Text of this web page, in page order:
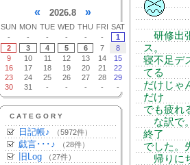
« 2026.8 »
SUN MON TUE WED THU FRI SAT
-
- - - - -
1
2
3 4 5 6 7
8
9
10 11 12 13 14
15
16
17 18 19 20 21
22
23
24 25 26 27 28
29
30
31 - - - - -
CATEGORY
日記帳♪ （5972件）
戯言･･･♪ （28件）
旧Log （27件）
研修出
ス。
寝不足デ
てる
だけじゃ
だけ
でも疲れ
な訳で
終了
でした。
帰りに